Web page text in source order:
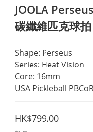
JOOLA
碳纖維匹克球
Shape: Perseus
Series: Heat Vision
Core: 16mm
USA Pickleball
HK$799.00